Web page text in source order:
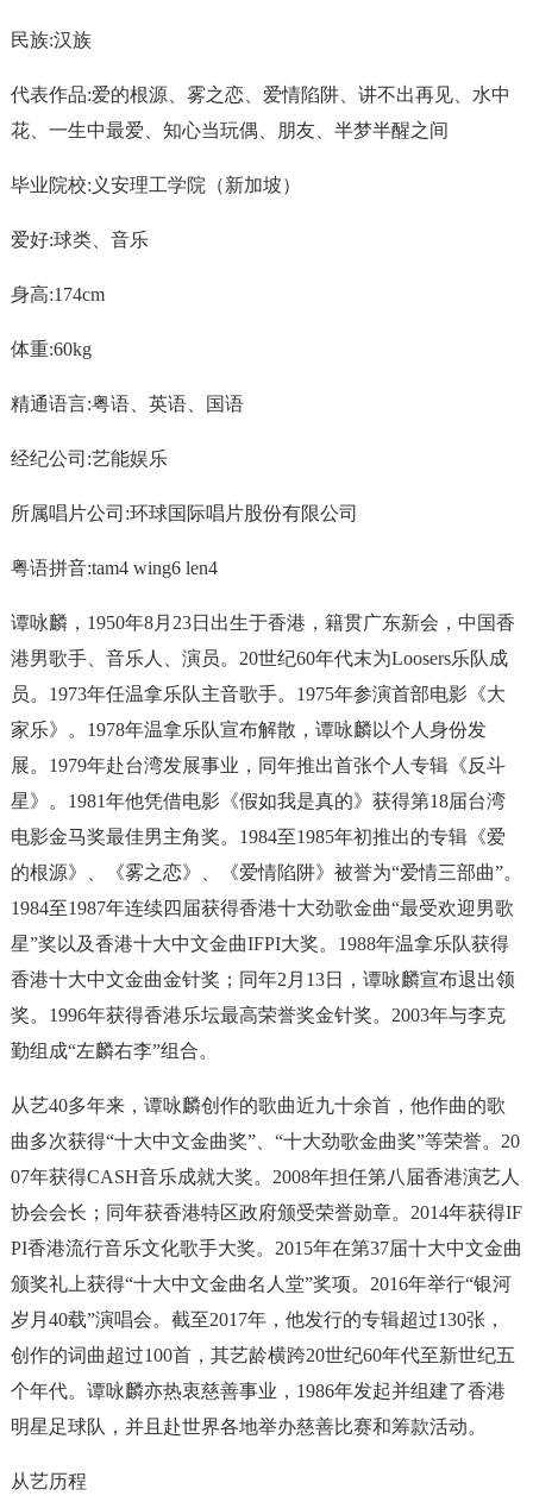
民族:汉族
代表作品:爱的根源、雾之恋、爱情陷阱、讲不出再见、水中
花、一生中最爱、知心当玩偶、朋友、半梦半醒之间
毕业院校:义安理工学院（新加坡）
爱好:球类、音乐
身高:174cm
体重:60kg
精通语言:粤语、英语、国语
经纪公司:艺能娱乐
所属唱片公司:环球国际唱片股份有限公司
粤语拼音:tam4 wing6 len4
谭咏麟，1950年8月23日出生于香港，籍贯广东新会，中国香
港男歌手、音乐人、演员。20世纪60年代末为Loosers乐队成
员。1973年任温拿乐队主音歌手。1975年参演首部电影《大
家乐》。1978年温拿乐队宣布解散，谭咏麟以个人身份发
展。1979年赴台湾发展事业，同年推出首张个人专辑《反斗
星》。1981年他凭借电影《假如我是真的》获得第18届台湾
电影金马奖最佳男主角奖。1984至1985年初推出的专辑《爱
的根源》、《雾之恋》、《爱情陷阱》被誉为“爱情三部曲”。
1984至1987年连续四届获得香港十大劲歌金曲“最受欢迎男歌
星”奖以及香港十大中文金曲IFPI大奖。1988年温拿乐队获得
香港十大中文金曲金针奖；同年2月13日，谭咏麟宣布退出领
奖。1996年获得香港乐坛最高荣誉奖金针奖。2003年与李克
勤组成“左麟右李”组合。
从艺40多年来，谭咏麟创作的歌曲近九十余首，他作曲的歌
曲多次获得“十大中文金曲奖”、“十大劲歌金曲奖”等荣誉。20
07年获得CASH音乐成就大奖。2008年担任第八届香港演艺人
协会会长；同年获香港特区政府颁受荣誉勋章。2014年获得IF
PI香港流行音乐文化歌手大奖。2015年在第37届十大中文金曲
颁奖礼上获得“十大中文金曲名人堂”奖项。2016年举行“银河
岁月40载”演唱会。截至2017年，他发行的专辑超过130张，
创作的词曲超过100首，其艺龄横跨20世纪60年代至新世纪五
个年代。谭咏麟亦热衷慈善事业，1986年发起并组建了香港
明星足球队，并且赴世界各地举办慈善比赛和筹款活动。
从艺历程